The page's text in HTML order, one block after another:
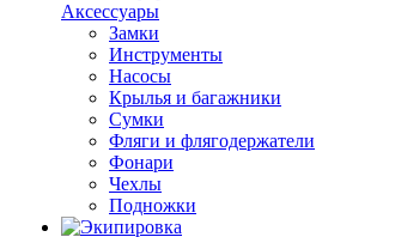
Аксессуары
Замки
Инструменты
Насосы
Крылья и багажники
Сумки
Фляги и флягодержатели
Фонари
Чехлы
Подножки